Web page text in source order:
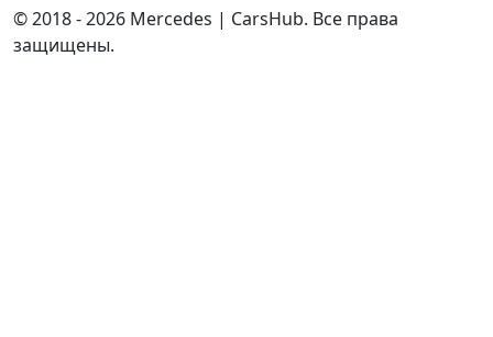
© 2018 - 2026 Mercedes | CarsHub. Все права
защищены.